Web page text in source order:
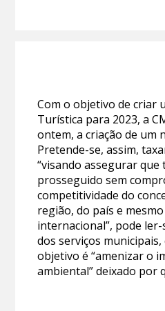
Com o objetivo de criar
Turística para 2023, a
ontem, a criação de um
Pretende-se, assim,
“visando assegurar que
prosseguido sem
competitividade do
região, do país e
internacional”, pode
dos serviços
objetivo é “amenizar o
ambiental” deixado por